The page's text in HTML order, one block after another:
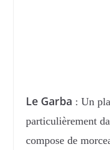
Le Garba : Un
particulièrement
compose de